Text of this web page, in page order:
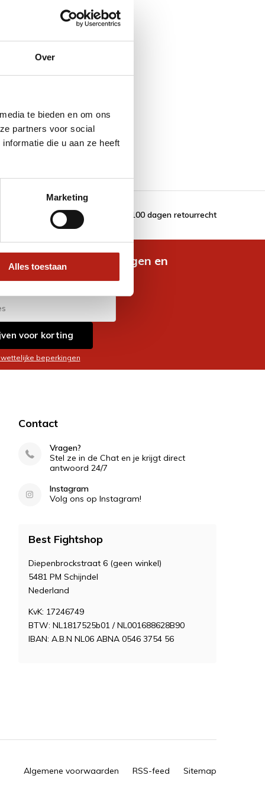
Over
te bieden en om ons
partners voor social
die u aan ze heeft
Marketing
Alles toestaan
100 dagen retourrecht
nieuwste aanbiedingen en
voor korting
beperkingen
Contact
Vragen?
Stel ze in de Chat en je krijgt direct
antwoord 24/7
Instagram
Volg ons op Instagram!
Best Fightshop
Diepenbrockstraat 6 (geen winkel)
5481 PM Schijndel
Nederland
KvK: 17246749
BTW: NL1817525b01 / NL001688628B90
IBAN: A.B.N NL06 ABNA 0546 3754 56
Algemene voorwaarden RSS-feed Sitemap